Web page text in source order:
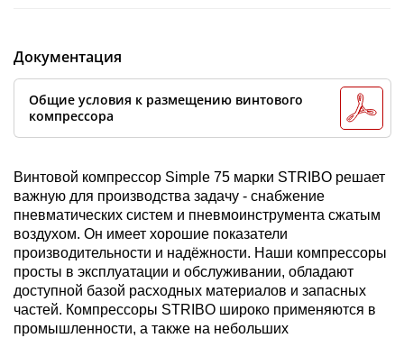
Документация
Общие условия к размещению винтового
компрессора
Винтовой компрессор Simple 75 марки STRIBO решает
важную для производства задачу - снабжение
пневматических систем и пневмоинструмента сжатым
воздухом. Он имеет хорошие показатели
производительности и надёжности. Наши компрессоры
просты в эксплуатации и обслуживании, обладают
доступной базой расходных материалов и запасных
частей. Компрессоры STRIBO широко применяются в
промышленности, а также на небольших